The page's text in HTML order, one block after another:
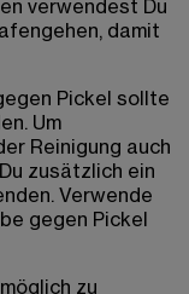
verwendest Du
damit
Pickel sollte
Um
Reinigung auch
zusätzlich ein
Verwende
gegen Pickel
zu